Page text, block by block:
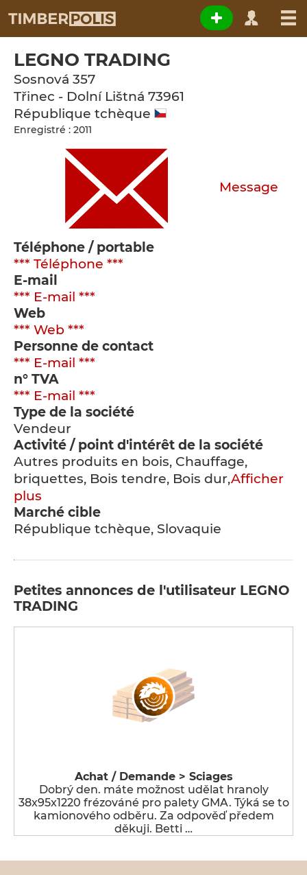
LEGNO TRADING
Sosnová 357
Třinec - Dolní Lištná 73961
République tchèque
Enregistré : 2011
Message
Téléphone / portable
*** Téléphone ***
E-mail
*** E-mail ***
Web
*** Web ***
Personne de contact
*** E-mail ***
n° TVA
*** E-mail ***
Type de la société
Vendeur
Activité / point d'intérêt de la société
Autres produits en bois, Chauffage,
briquettes, Bois tendre, Bois dur,Afficher
plus
Marché cible
République tchèque, Slovaquie
Petites annonces de l'utilisateur LEGNO
TRADING
Achat / Demande > Sciages
Dobrý den. máte možnost udělat hranoly
38x95x1220 frézováné pro palety GMA. Týká se to
kamionového odběru. Za odpověď předem
děkuji. Betti …